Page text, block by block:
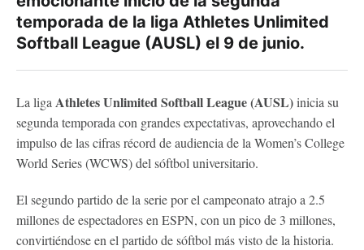
temporada de la liga Athletes Unlimited
Softball League (AUSL) el 9 de junio.
La liga Athletes Unlimited Softball League (AUSL)inicia su
segunda temporada con grandes expectativas, aprovechando el
impulso de las cifras récord de audiencia de la Women’s College
World Series (WCWS) del sóftbol universitario.
El segundo partido de la serie por el campeonato atrajo a 2.5
millones de espectadores en ESPN, con un pico de 3 millones,
convirtiéndose en el partido de sóftbol más visto de la historia.